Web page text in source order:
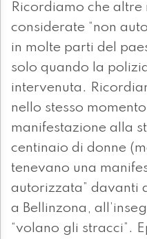
Ricordiamo che altre
considerate “non
in molte parti del
solo quando la
intervenuta.
nello stesso
manifestazione alla
centinaio di donne
tenevano una
autorizzata” davanti
a Bellinzona,
“volano gli stracci”.